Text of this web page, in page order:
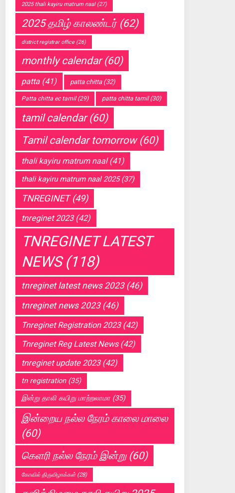
2025 thali kayiru matrum naal(27)
2025 தமிழ் காலண்டர்(62)
district registrar office (26)
monthly calendar(60)
patta (41) patta chitta(32)
Patta chitta ec tamil(29) patta chitta tamil(30)
tamil calendar(60)
Tamil calendar tomorrow(60)
thali kayiru matrum naal(41)
thali kayiru matrum naal 2025(37)
TNREGINET(49)
tnreginet 2023(42)
TNREGINET LATEST
NEWS(118)
tnreginet latest news 2023(46)
tnreginet news 2023(46)
Tnreginet Registration 2023(42)
Tnreginet Reg Latest News(42)
tnreginet update 2023(42)
tn registration(35)
இன்று தாலி கயிறு மாற்றலாமா(35)
இன்றைய நல்ல நேரம் காலை மாலை
(60)
கெளரி நல்ல நேரம் இன்று(60)
கோவில் திருவிழாக்கள்(28)